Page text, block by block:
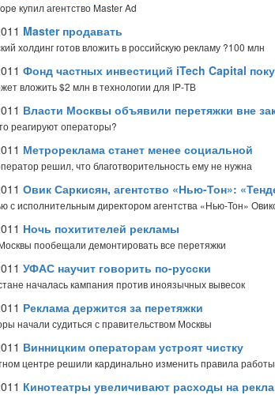
купил агентство Master Ad
Master продавать
холдинг готов вложить в российскую рекламу ?100 млн
Фонд частных инвестиций iTech Capital
вложить $2 млн в технологии для IP-ТВ
Власти Москвы объявили перетяжки вне
реагируют операторы?
Метрореклама станет менее социальной
решил, что благотворительность ему не нужна
Овик Саркисян, агентство «Нью-Тон»:
с исполнительным директором агентства «Нью-Тон»
Ночь похитителей рекламы
пообещали демонтировать все перетяжки
УФАС научит говорить по-русски
началась кампания против иноязычных вывесок
Реклама держится за перетяжки
начали судиться с правительством Москвы
Винницким операторам устроят чистку
центре решили кардинально изменить правила
Кинотеатры увеличивают расходы на